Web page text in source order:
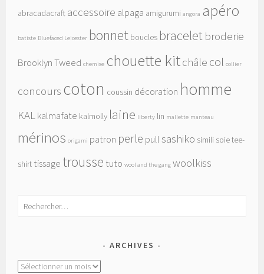
abracadacraft accessoire alpaga amigurumi angora apéro
batiste Bluefaced Leicester bonnet boucles bracelet broderie
Brooklyn Tweed chemise chouette kitchâle col collier
concours coton coussin décoration homme
KALkalmafate kalmolly laine liberty lin mallette manteau
mérinos origami patron perle pull sashiko simili soietee-
shirt tissage trousse tuto wool and the gang woolkiss
Rechercher :
ARCHIVES
Archives